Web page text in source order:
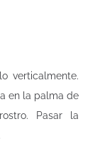
verticalmente.
en la palma de
Pasar la